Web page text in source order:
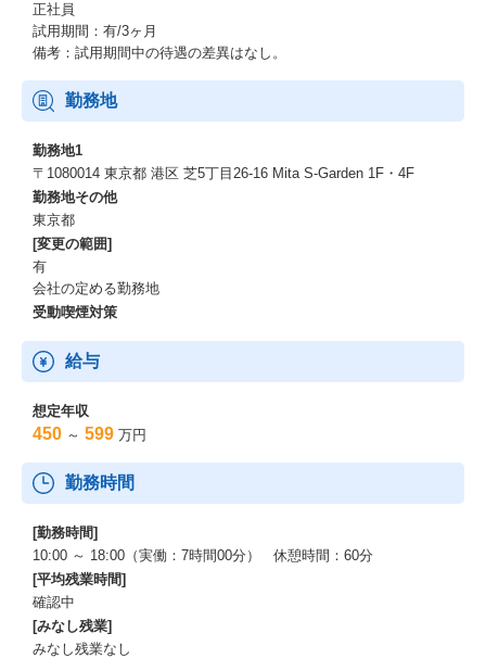
正社員
試用期間：有/3ヶ月
備考：試用期間中の待遇の差異はなし。
勤務地
勤務地1
〒1080014 東京都 港区 芝5丁目26-16 Mita S-Garden 1F・4F
勤務地その他
東京都
[変更の範囲]
有
会社の定める勤務地
受動喫煙対策
給与
想定年収
450 ～ 599 万円
勤務時間
[勤務時間]
10:00 ～ 18:00（実働：7時間00分） 休憩時間：60分
[平均残業時間]
確認中
[みなし残業]
みなし残業なし